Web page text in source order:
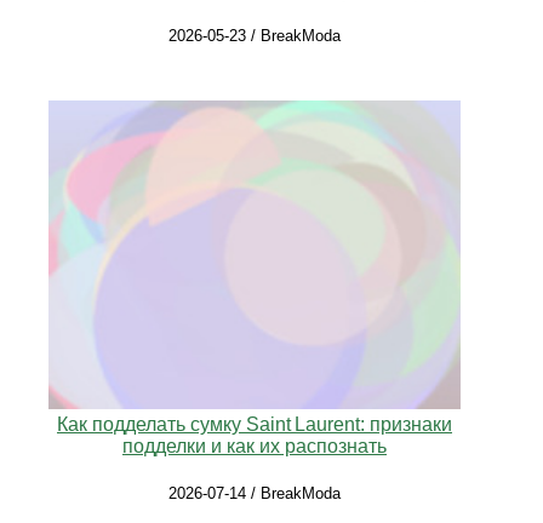
2026-05-23 / BreakModa
Как подделать сумку Saint Laurent: признаки
подделки и как их распознать
2026-07-14 / BreakModa